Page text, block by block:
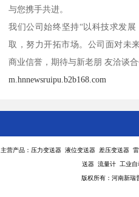
与您携手共进。
我们公司始终坚持“以科技求发
取，努力开拓市场。公司面对未
商业信誉，期待与新老朋 友洽谈
m.hnnewsruipu.b2b168.com
主营产品：压力变送器 液位变送器 差压变送器
送器 流量计 工业自
版权所有：河南新瑞